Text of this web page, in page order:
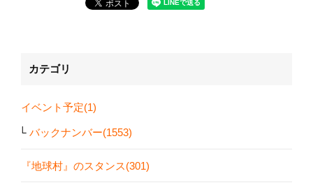
カテゴリ
イベント予定(1)
バックナンバー(1553)
『地球村』のスタンス(301)